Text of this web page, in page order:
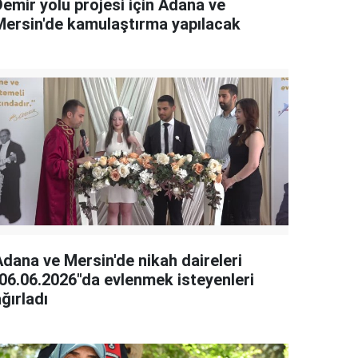
yolu projesi için Adana ve
kamulaştırma yapılacak
ve Mersin'de nikah daireleri
evlenmek isteyenleri